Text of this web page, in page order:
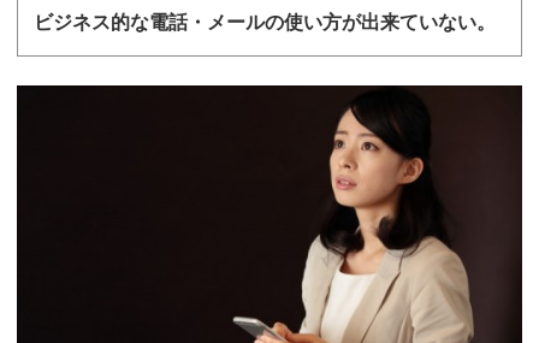
ビジネス的な電話・メールの使い方が出来ていない。